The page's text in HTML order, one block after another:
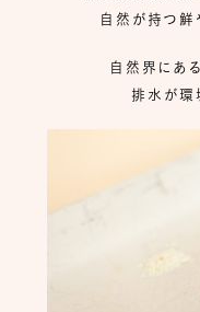
自然が持つ鮮
自然界にあ
排水が環